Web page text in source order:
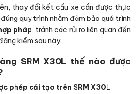
thay đổi kết cấu xe cần được thực
quy trình nhằm đảm bảo quá trình
pháp, tránh các rủi ro liên quan đến
kiểm sau này.
SRM X30L thế nào được
phép cải tạo trên SRM X30L